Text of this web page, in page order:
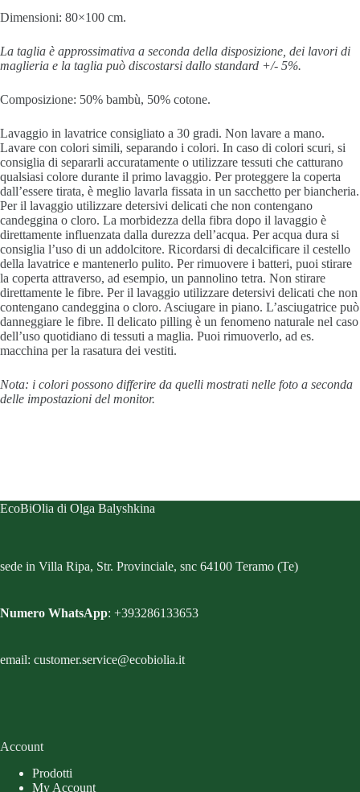
Dimensioni: 80×100 cm.
La taglia è approssimativa a seconda della disposizione, dei lavori di
maglieria e la taglia può discostarsi dallo standard +/- 5%.
Composizione: 50% bambù, 50% cotone.
Lavaggio in lavatrice consigliato a 30 gradi. Non lavare a mano.
Lavare con colori simili, separando i colori. In caso di colori scuri, si
consiglia di separarli accuratamente o utilizzare tessuti che catturano
qualsiasi colore durante il primo lavaggio. Per proteggere la coperta
dall’essere tirata, è meglio lavarla fissata in un sacchetto per biancheria.
Per il lavaggio utilizzare detersivi delicati che non contengano
candeggina o cloro. La morbidezza della fibra dopo il lavaggio è
direttamente influenzata dalla durezza dell’acqua. Per acqua dura si
consiglia l’uso di un addolcitore. Ricordarsi di decalcificare il cestello
della lavatrice e mantenerlo pulito. Per rimuovere i batteri, puoi stirare
la coperta attraverso, ad esempio, un pannolino tetra. Non stirare
direttamente le fibre. Per il lavaggio utilizzare detersivi delicati che non
contengano candeggina o cloro. Asciugare in piano. L’asciugatrice può
danneggiare le fibre. Il delicato pilling è un fenomeno naturale nel caso
dell’uso quotidiano di tessuti a maglia. Puoi rimuoverlo, ad es.
macchina per la rasatura dei vestiti.
Nota: i colori possono differire da quelli mostrati nelle foto a seconda
delle impostazioni del monitor.
EcoBiOlia di Olga Balyshkina
sede in Villa Ripa, Str. Provinciale, snc 64100 Teramo (Te)
Numero WhatsApp: +393286133653
email: customer.service@ecobiolia.it
Account
Prodotti
My Account